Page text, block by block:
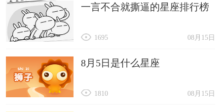
一言不合就撕逼的星座排行榜
08月15日
1695
8月5日是什么星座
08月15日
1810